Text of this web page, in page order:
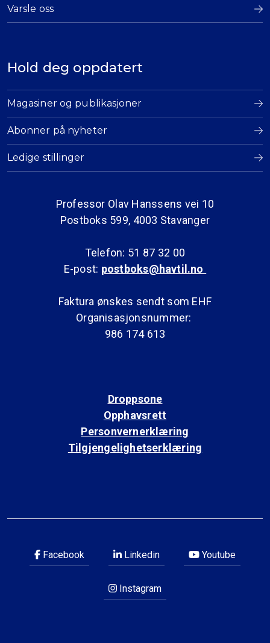
Varsle oss
Hold deg oppdatert
Magasiner og publikasjoner
Abonner på nyheter
Ledige stillinger
Professor Olav Hanssens vei 10
Postboks 599, 4003 Stavanger
Telefon: 51 87 32 00
E-post: postboks@havtil.no
Faktura ønskes sendt som EHF
Organisasjonsnummer:
986 174 613
Droppsone
Opphavsrett
Personvernerklæring
Tilgjengelighetserklæring
Facebook Linkedin Youtube
Instagram